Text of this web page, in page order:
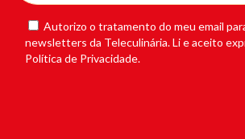
Autorizo o tratamento do meu email
newsletters da Teleculinária. Li e aceito
Política de Privacidade.